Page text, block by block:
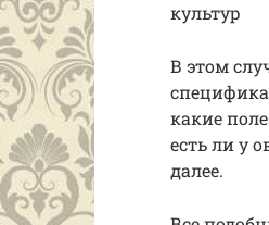
культур
В этом
какие
есть ли у
далее.